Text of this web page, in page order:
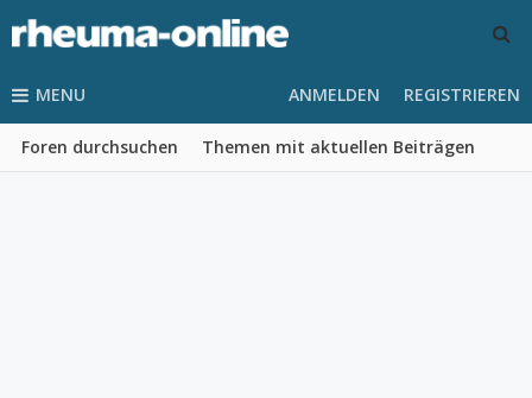
MENU
Foren durchsuchen Themen mit aktuellen Beiträgen
ANMELDEN REGISTRIEREN